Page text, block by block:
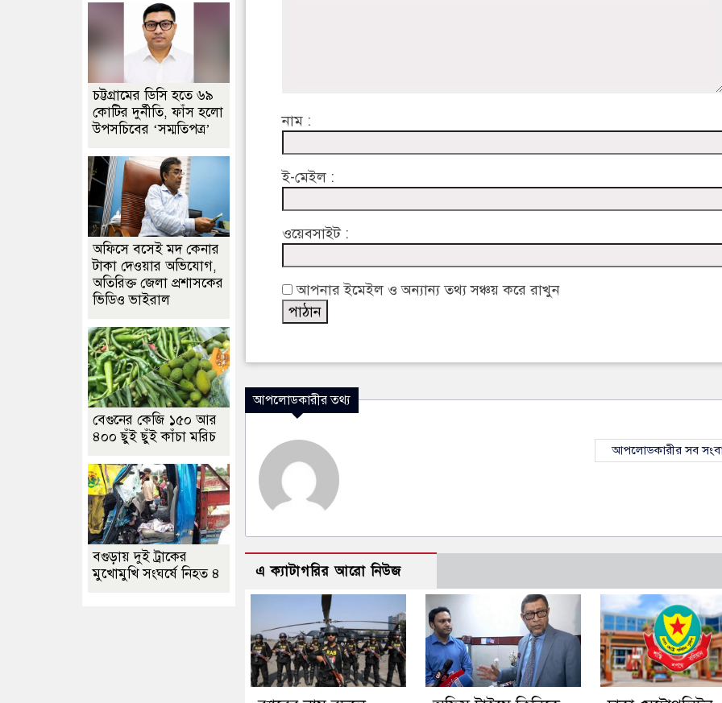
নাম :
ই-মেইল :
ওয়েবসাইট :
আপনার ইমেইল ও অন্যান্য তথ্য সঞ্চয় করে রাখুন
আপলোডকারীর তথ্য
আপলোডকারীর সব
এ ক্যাটাগরির আরো নিউজ
চট্টগ্রামের ডিসি হতে ৬৯
কোটির দুর্নীতি, ফাঁস হলো
উপসচিবের ‘সম্মতিপত্র’
অফিসে বসেই মদ কেনার
টাকা দেওয়ার অভিযোগ,
অতিরিক্ত জেলা প্রশাসকের
ভিডিও ভাইরাল
বেগুনের কেজি ১৫০ আর
৪০০ ছুঁই ছুঁই কাঁচা মরিচ
বগুড়ায় দুই ট্রাকের
মুখোমুখি সংঘর্ষে নিহত ৪